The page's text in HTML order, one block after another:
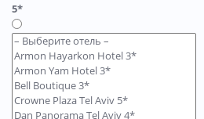
5*